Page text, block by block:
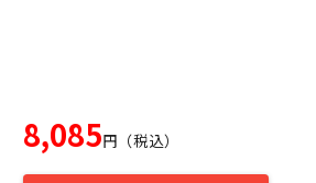
8,085円（税込）